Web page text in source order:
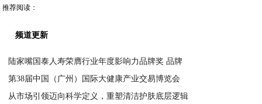
推荐阅读：
频道更新
陆家嘴国泰人寿荣膺行业年度影响力品牌奖 品牌
第38届中国（广州）国际大健康产业交易博览会
从市场引领迈向科学定义，重塑清洁护肤底层逻辑